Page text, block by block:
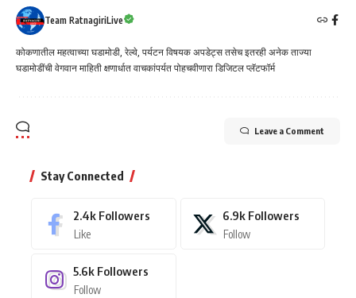
Team RatnagiriLive
कोकणातील महत्वाच्या घडामोडी, रेल्वे, पर्यटन विषयक अपडेट्स तसेच इतरही अनेक ताज्या
घडामोडींची वेगवान माहिती क्षणार्धात वाचकांपर्यत पोहचवीणारा डिजिटल प्लॅटफॉर्म
Leave a Comment
Stay Connected
2.4k Followers
Like
6.9k Followers
Follow
5.6k Followers
Follow